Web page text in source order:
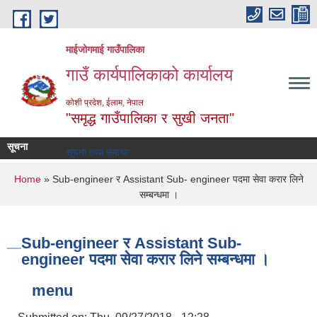
Skip to main content
माईजोगमाई गाउँपालिका
गाउँ कार्यपालिकाको कार्यालय
कोशी प्रदेश, ईलाम, नेपाल
"समृद्ध गाउँपालिका र सुखी जनता"
सूचना सूचना तथा समाचार
You are here
Home» Sub-engineer र Assistant Sub- engineer पदमा सेवा करार लिने
सम्बन्धमा ।
Sub-engineer र Assistant Sub-
engineer पदमा सेवा करार लिने सम्बन्धमा ।
menu